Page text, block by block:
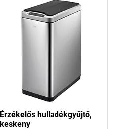
Érzékelős hulladékgyűjtő,
keskeny